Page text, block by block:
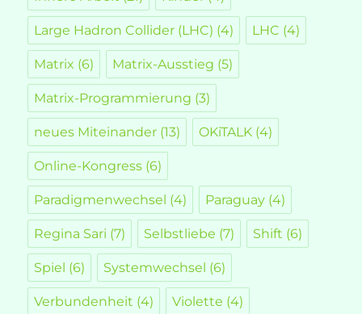
Large Hadron Collider (LHC) (4) LHC (4)
Matrix (6) Matrix-Ausstieg (5)
Matrix-Programmierung (3)
neues Miteinander (13) OKiTALK (4)
Online-Kongress (6)
Paradigmenwechsel (4) Paraguay (4)
Regina Sari (7) Selbstliebe (7) Shift (6)
Spiel (6) Systemwechsel (6)
Verbundenheit (4) Violette (4)